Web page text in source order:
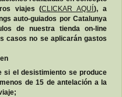
viajes (CLICKAR AQUÍ ), a
auto-guiados por Catalunya
de nuestra tienda on-line
casos no se aplicarán gastos
si el desistimiento se produce
de 15 de antelación a la